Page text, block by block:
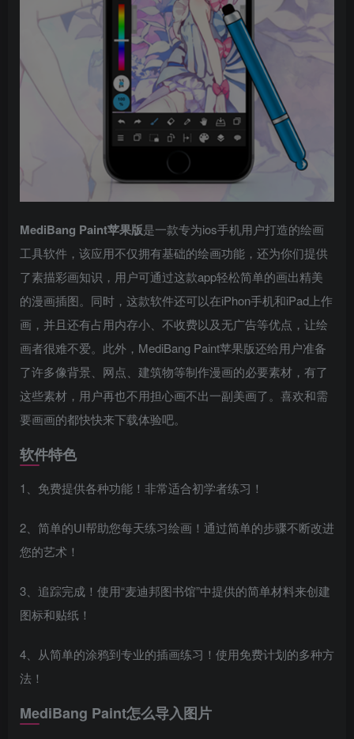
MediBang Paint苹果版是一款专为ios手机用户打造的绘画
工具软件，该应用不仅拥有基础的绘画功能，还为你们提供
了素描彩画知识，用户可通过这款app轻松简单的画出精美
的漫画插图。同时，这款软件还可以在iPhon手机和iPad上作
画，并且还有占用内存小、不收费以及无广告等优点，让绘
画者很难不爱。此外，MediBang Paint苹果版还给用户准备
了许多像背景、网点、建筑物等制作漫画的必要素材，有了
这些素材，用户再也不用担心画不出一副美画了。喜欢和需
要画画的都快快来下载体验吧。
软件特色
1、免费提供各种功能！非常适合初学者练习！
2、简单的UI帮助您每天练习绘画！通过简单的步骤不断改进
您的艺术！
3、追踪完成！使用“麦迪邦图书馆”中提供的简单材料来创建
图标和贴纸！
4、从简单的涂鸦到专业的插画练习！使用免费计划的多种方
法！
MediBang Paint怎么导入图片